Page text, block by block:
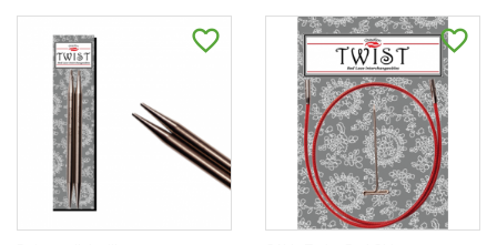
favorite_border favorite_border